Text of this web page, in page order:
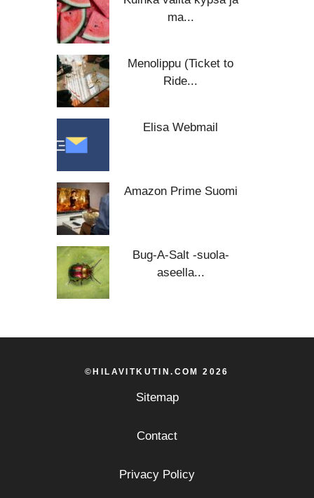
ma...
Menolippu (Ticket to
Ride...
Elisa Webmail
Amazon Prime Suomi
Bug-A-Salt -suola-
aseella...
©HILAVITKUTIN.COM 2026
Sitemap
Contact
Privacy Policy